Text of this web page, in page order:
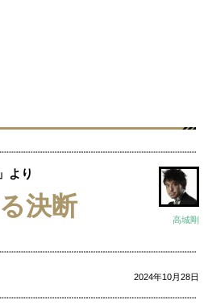
高城剛
より
決断
2024年10月28日